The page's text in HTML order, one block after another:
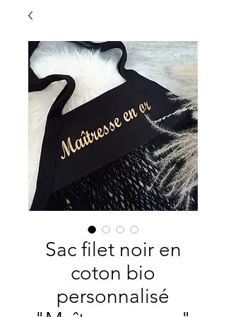
Sac filet noir en
coton bio
personnalisé